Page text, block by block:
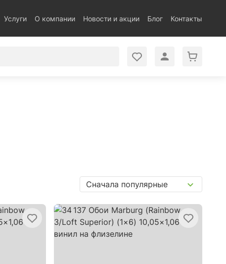
Услуги О компании Новости и акции Блог Контакты
Сначала популярные